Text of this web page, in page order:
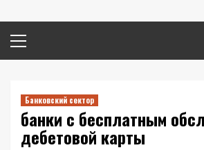
меню
Банковский сектор
банки с бесплатным
дебетовой карты